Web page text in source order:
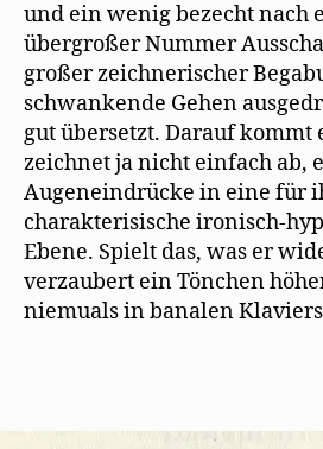
und ein wenig bezecht nach
übergroßer Nummer
großer zeichnerischer
schwankende Gehen
gut übersetzt. Darauf kommt
zeichnet ja nicht einfach ab,
Augeneindrücke in eine für
charakterisische ironisch-
Ebene. Spielt das, was er
verzaubert ein Tönchen
niemuals in banalen